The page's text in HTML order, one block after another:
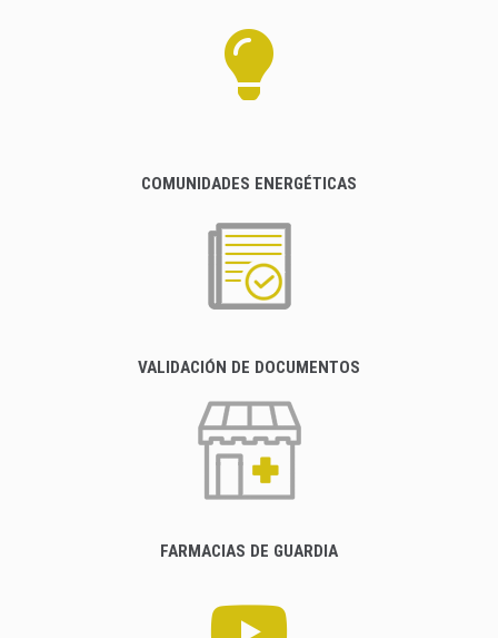
COMUNIDADES ENERGÉTICAS
VALIDACIÓN DE DOCUMENTOS
FARMACIAS DE GUARDIA